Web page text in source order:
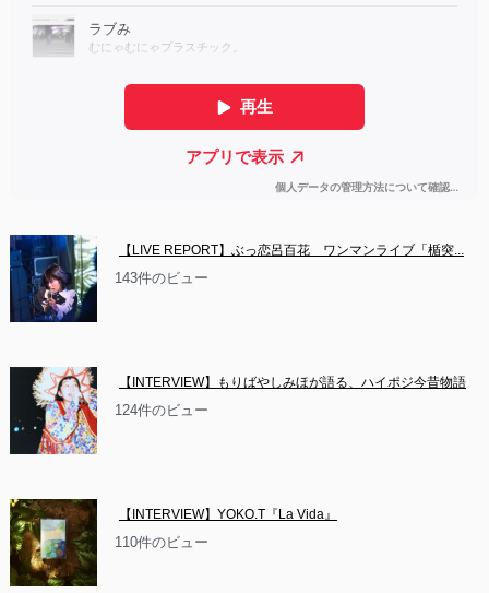
【LIVE REPORT】ぶっ恋呂百花　ワンマンライブ「楯突...
143件のビュー
【INTERVIEW】もりばやしみほが語る、ハイポジ今昔物語
124件のビュー
【INTERVIEW】YOKO.T『La Vida』
110件のビュー